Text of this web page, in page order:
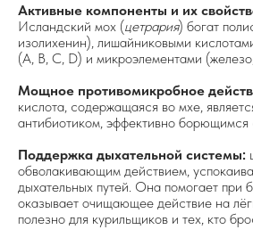
Активные компоненты и их
Исландский мох (цетрария) богат
изолихенин), лишайниковыми
(A, B, C, D) и микроэлементами
Мощное противомикробное
кислота, содержащаяся во мхе,
антибиотиком, эффективно борющимся
Поддержка дыхательной системы:
обволакивающим действием,
дыхательных путей. Она помогает при
оказывает очищающее действие на
полезно для курильщиков и тех, кто